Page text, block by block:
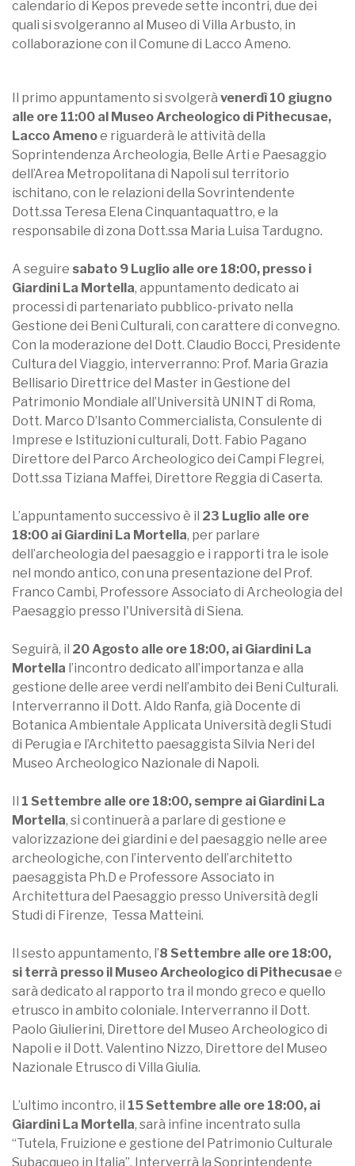
calendario di Kepos prevede sette incontri, due dei
quali si svolgeranno al Museo di Villa Arbusto, in
collaborazione con il Comune di Lacco Ameno.
Il primo appuntamento si svolgerà venerdì 10 giugno
alle ore 11:00 al Museo Archeologico di Pithecusae,
Lacco Amenoe riguarderà le attività della
Soprintendenza Archeologia, Belle Arti e Paesaggio
dell’Area Metropolitana di Napoli sul territorio
ischitano, con le relazioni della Sovrintendente
Dott.ssa Teresa Elena Cinquantaquattro, e la
responsabile di zona Dott.ssa Maria Luisa Tardugno.
A seguire sabato 9 Luglio alle ore 18:00, presso i
Giardini La Mortella, appuntamento dedicato ai
processi di partenariato pubblico-privato nella
Gestione dei Beni Culturali, con carattere di convegno.
Con la moderazione del Dott. Claudio Bocci, Presidente
Cultura del Viaggio, interverranno: Prof. Maria Grazia
Bellisario Direttrice del Master in Gestione del
Patrimonio Mondiale all’Università UNINT di Roma,
Dott. Marco D’Isanto Commercialista, Consulente di
Imprese e Istituzioni culturali, Dott. Fabio Pagano
Direttore del Parco Archeologico dei Campi Flegrei,
Dott.ssa Tiziana Maffei, Direttore Reggia di Caserta.
L’appuntamento successivo è il 23 Luglio alle ore
18:00 ai Giardini La Mortella, per parlare
dell’archeologia del paesaggio e i rapporti tra le isole
nel mondo antico, con una presentazione del Prof.
Franco Cambi, Professore Associato di Archeologia del
Paesaggio presso l'Università di Siena.
Seguirà, il 20 Agosto alle ore 18:00, ai Giardini La
Mortella l’incontro dedicato all’importanza e alla
gestione delle aree verdi nell’ambito dei Beni Culturali.
Interverranno il Dott. Aldo Ranfa, già Docente di
Botanica Ambientale Applicata Università degli Studi
di Perugia e l’Architetto paesaggista Silvia Neri del
Museo Archeologico Nazionale di Napoli.
Il 1 Settembre alle ore 18:00, sempre ai Giardini La
Mortella, si continuerà a parlare di gestione e
valorizzazione dei giardini e del paesaggio nelle aree
archeologiche, con l’intervento dell’architetto
paesaggista Ph.D e Professore Associato in
Architettura del Paesaggio presso Università degli
Studi di Firenze, Tessa Matteini.
Il sesto appuntamento, l’8 Settembre alle ore 18:00,
si terrà presso il Museo Archeologico di Pithecusaee
sarà dedicato al rapporto tra il mondo greco e quello
etrusco in ambito coloniale. Interverranno il Dott.
Paolo Giulierini, Direttore del Museo Archeologico di
Napoli e il Dott. Valentino Nizzo, Direttore del Museo
Nazionale Etrusco di Villa Giulia.
L’ultimo incontro, il 15 Settembre alle ore 18:00, ai
Giardini La Mortella, sarà infine incentrato sulla
“Tutela, Fruizione e gestione del Patrimonio Culturale
Subacqueo in Italia”. Interverrà la Soprintendente